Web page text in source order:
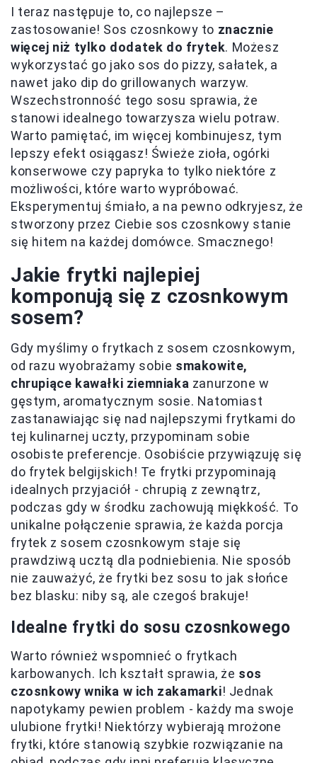
I teraz następuje to, co najlepsze –
zastosowanie! Sos czosnkowy to znacznie
więcej niż tylko dodatek do frytek. Możesz
wykorzystać go jako sos do pizzy, sałatek, a
nawet jako dip do grillowanych warzyw.
Wszechstronność tego sosu sprawia, że
stanowi idealnego towarzysza wielu potraw.
Warto pamiętać, im więcej kombinujesz, tym
lepszy efekt osiągasz! Świeże zioła, ogórki
konserwowe czy papryka to tylko niektóre z
możliwości, które warto wypróbować.
Eksperymentuj śmiało, a na pewno odkryjesz, że
stworzony przez Ciebie sos czosnkowy stanie
się hitem na każdej domówce. Smacznego!
Jakie frytki najlepiej
komponują się z czosnkowym
sosem?
Gdy myślimy o frytkach z sosem czosnkowym,
od razu wyobrażamy sobie smakowite,
chrupiące kawałki ziemniaka zanurzone w
gęstym, aromatycznym sosie. Natomiast
zastanawiając się nad najlepszymi frytkami do
tej kulinarnej uczty, przypominam sobie
osobiste preferencje. Osobiście przywiązuję się
do frytek belgijskich! Te frytki przypominają
idealnych przyjaciół - chrupią z zewnątrz,
podczas gdy w środku zachowują miękkość. To
unikalne połączenie sprawia, że każda porcja
frytek z sosem czosnkowym staje się
prawdziwą ucztą dla podniebienia. Nie sposób
nie zauważyć, że frytki bez sosu to jak słońce
bez blasku: niby są, ale czegoś brakuje!
Idealne frytki do sosu czosnkowego
Warto również wspomnieć o frytkach
karbowanych. Ich kształt sprawia, że sos
czosnkowy wnika w ich zakamarki! Jednak
napotykamy pewien problem - każdy ma swoje
ulubione frytki! Niektórzy wybierają mrożone
frytki, które stanowią szybkie rozwiązanie na